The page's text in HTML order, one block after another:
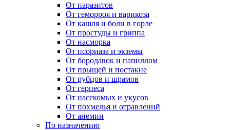
От паразитов
Oт геморроя и варикоза
От кашля и боли в горле
От простуды и гриппа
От насморка
Oт псориаза и экземы
От бородавок и папиллом
От прыщей и постакне
От рубцов и шрамов
От герпеса
От насекомых и укусов
От похмелья и отравлений
От анемии
По назначению